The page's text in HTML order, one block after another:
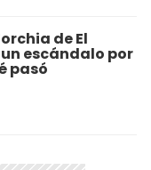
de El
escándalo por
pasó